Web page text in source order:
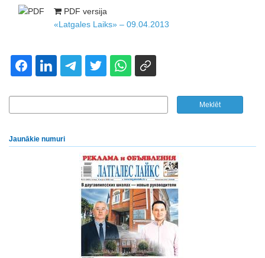
PDF versija
«Latgales Laiks» – 09.04.2013
Jaunākie numuri